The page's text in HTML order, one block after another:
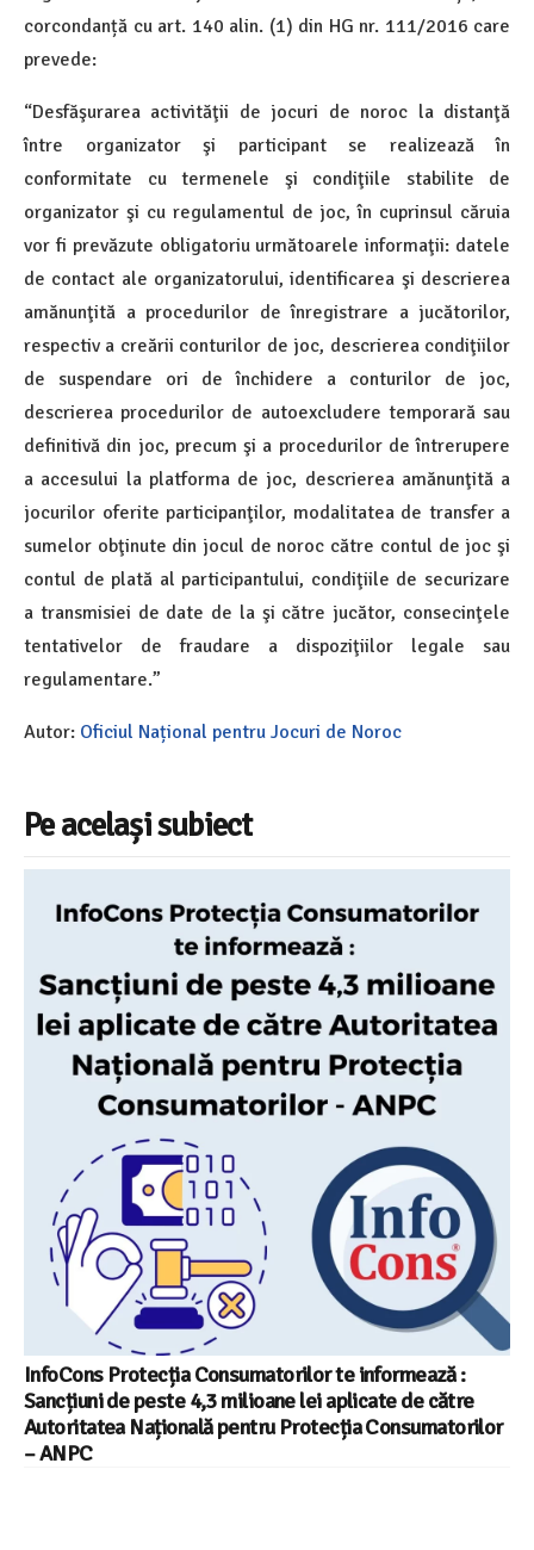
corcondanță cu art. 140 alin. (1) din HG nr. 111/2016 care
prevede:
“Desfăşurarea activităţii de jocuri de noroc la distanţă
între organizator şi participant se realizează în
conformitate cu termenele şi condiţiile stabilite de
organizator şi cu regulamentul de joc, în cuprinsul căruia
vor fi prevăzute obligatoriu următoarele informaţii: datele
de contact ale organizatorului, identificarea şi descrierea
amănunţită a procedurilor de înregistrare a jucătorilor,
respectiv a creării conturilor de joc, descrierea condiţiilor
de suspendare ori de închidere a conturilor de joc,
descrierea procedurilor de autoexcludere temporară sau
definitivă din joc, precum şi a procedurilor de întrerupere
a accesului la platforma de joc, descrierea amănunţită a
jocurilor oferite participanţilor, modalitatea de transfer a
sumelor obţinute din jocul de noroc către contul de joc şi
contul de plată al participantului, condiţiile de securizare
a transmisiei de date de la şi către jucător, consecinţele
tentativelor de fraudare a dispoziţiilor legale sau
regulamentare.”
Autor: Oficiul Național pentru Jocuri de Noroc
Pe același subiect
InfoCons Protecția Consumatorilor te informează :
Sancțiuni de peste 4,3 milioane lei aplicate de către
Autoritatea Națională pentru Protecția Consumatorilor
– ANPC